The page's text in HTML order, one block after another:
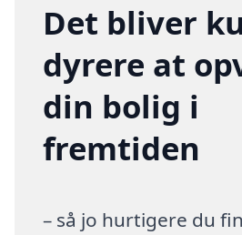
Det bliver
dyrere at
din bolig i
fremtiden
– så jo hurtigere du